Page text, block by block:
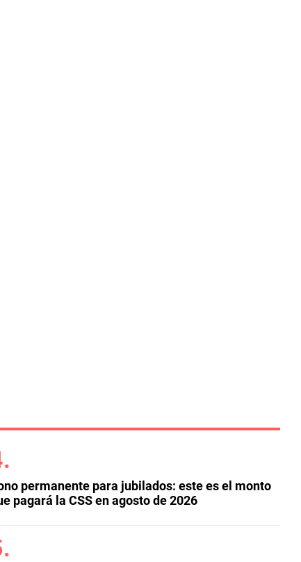
permanente para jubilados: este es el monto
pagará la CSS en agosto de 2026